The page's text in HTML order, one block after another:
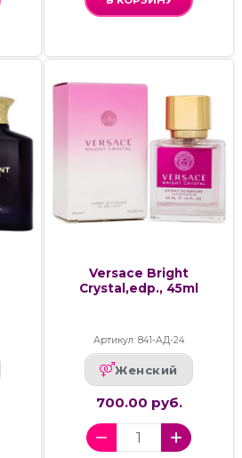
Versace Bright
Crystal,edp., 45ml
Артикул: 841-АД-24
Женский
700.00 руб.